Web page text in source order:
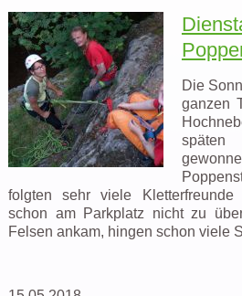
Die
ganzen
folgten sehr viele
schon am Parkplatz nicht zu
Felsen ankam, hingen schon viele